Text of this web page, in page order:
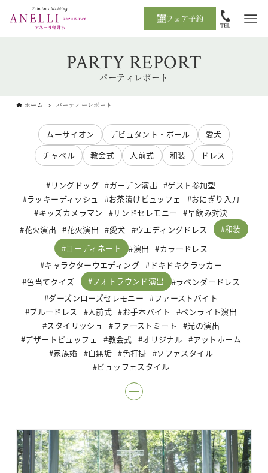
フェア予約
PARTY REPORT
パーティレポート
ホーム パーティーレポート
ムーサイオン デビュタント・ボール
愛犬
チャペル
教会式 人前式 和装 ドレス
リングドッグ ガーデン演出
ゲスト参加型
ラッキーディッシュ
お茶漬けビュッフェ
おにぎり入刀
キッズカメラマン
サンドセレモニー
早飲み対決
花火演出
花火演出 愛犬 ウエディングドレス
和装
コーディネート
演出
カラードレス
キャラクターウエディング
ドキドキクラッカー
色当てクイズ
フォトラウンド演出
ラベンダードレス
ダーズンローズセレモニー
ファーストバイト
ブルードレス
人前式 お手本バイト
ペンライト演出
スタイリッシュ
ファーストミート
光の演出
デザートビュッフェ
教会式 オリジナル
アットホーム
家族婚
白無垢 色打掛
ソファスタイル
ビュッフェスタイル